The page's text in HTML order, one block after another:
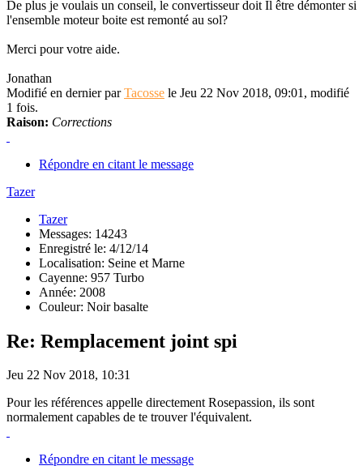
De plus je voulais un conseil, le convertisseur doit Il être démonter si
l'ensemble moteur boite est remonté au sol?
Merci pour votre aide.
Jonathan
Modifié en dernier parTacosse le Jeu 22 Nov 2018, 09:01, modifié
1 fois.
Raison: Corrections
Répondre en citant le message
Tazer
Tazer
Messages: 14243
Enregistré le: 4/12/14
Localisation: Seine et Marne
Cayenne: 957 Turbo
Année: 2008
Couleur: Noir basalte
Re: Remplacement joint spi
Jeu 22 Nov 2018, 10:31
Pour les références appelle directement Rosepassion, ils sont
normalement capables de te trouver l'équivalent.
Répondre en citant le message